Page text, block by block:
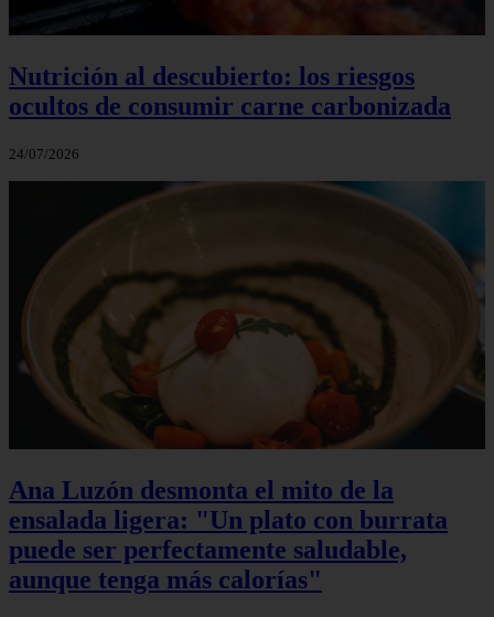
Nutrición al descubierto: los riesgos
ocultos de consumir carne carbonizada
24/07/2026
Ana Luzón desmonta el mito de la
ensalada ligera: "Un plato con burrata
puede ser perfectamente saludable,
aunque tenga más calorías"